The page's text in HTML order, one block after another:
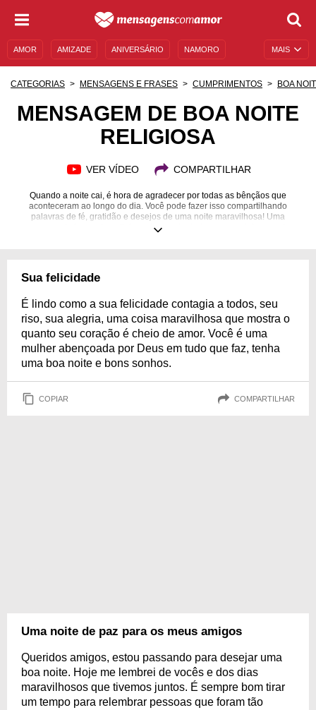
MAIS
AMOR AMIZADE ANIVERSÁRIO NAMORO
MENSAGENS DE ANIVERSÁRIO
CATEGORIAS MENSAGENS E FRASES CUMPRIMENTOS BOA
MENSAGEM DE BOA NOITE
RELIGIOSA
VER VÍDEO COMPARTILHAR
Quando a noite cai, é hora de agradecer por todas as bênçãos que
aconteceram ao longo do dia. Você pode fazer isso compartilhando
palavras de fé, gratidão e desejos de uma noite maravilhosa! Uma
mensagem de boa noite religiosa demonstra todo o seu carinho a amigos
Deus. Seus melhores sentimentos podem ser expressos numa bela
Sua felicidade
É lindo como a sua felicidade contagia a todos, seu
riso, sua alegria, uma coisa maravilhosa que mostra o
quanto seu coração é cheio de amor. Você é uma
mulher abençoada por Deus em tudo que faz, tenha
uma boa noite e bons sonhos.
COPIAR COMPARTILHAR
Uma noite de paz para os meus amigos
Queridos amigos, estou passando para desejar uma
boa noite. Hoje me lembrei de vocês e dos dias
maravilhosos que tivemos juntos. É sempre bom tirar
um tempo para relembrar pessoas que foram tão